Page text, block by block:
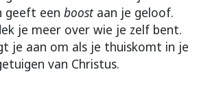
geeft een boostaan je geloof.
je meer over wie je zelf bent.
je aan om als je thuiskomt in je
van Christus.